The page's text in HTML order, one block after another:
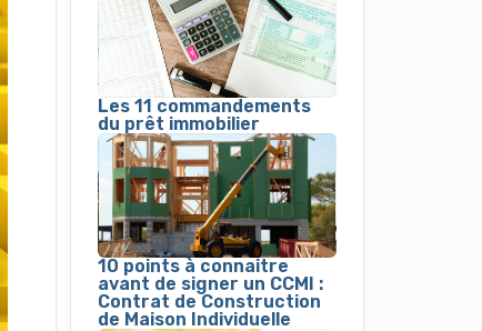
Les 11 commandements
du prêt immobilier
10 points à connaitre
avant de signer un CCMI :
Contrat de Construction
de Maison Individuelle